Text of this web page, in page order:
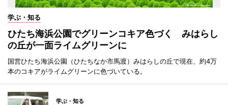
学ぶ・知る
ひたち海浜公園でグリーンコキア色づく みはらし
の丘が一面ライムグリーンに
国営ひたち海浜公園（ひたちなか市馬渡）みはらしの丘で現在、約4万
本のコキアがライムグリーンに色づいている。
学ぶ・知る